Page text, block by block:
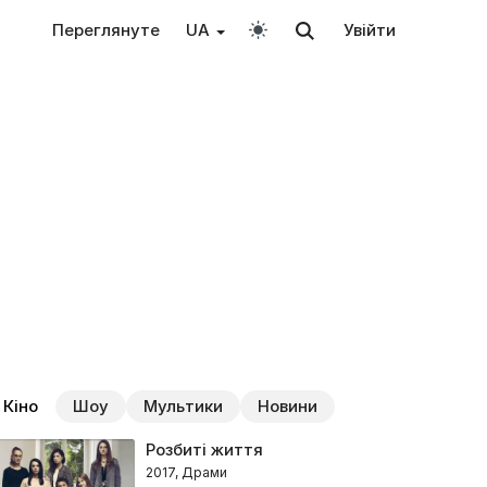
Переглянуте UA Увійти
Кіно Шоу Мультики Новини
Розбиті життя
2017, Драми